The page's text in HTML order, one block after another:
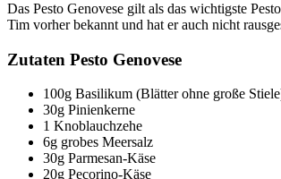
Das Pesto Genovese gilt als das wichtigste
Tim vorher bekannt und hat er auch nicht
Zutaten Pesto Genovese
100g Basilikum (Blätter ohne große
30g Pinienkerne
1 Knoblauchzehe
6g grobes Meersalz
30g Parmesan-Käse
20g Pecorino-Käse